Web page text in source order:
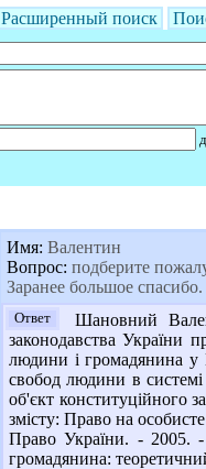
Расширенный поиск
Имя: Валентин
Вопрос: подберите
Заранее большое спасибо.
Ответ
Шановний
законодавства
людини і громадянина у
свобод людини в
об'єкт конституційного
змісту: Право на
Право України. - 2005.
громадянина: